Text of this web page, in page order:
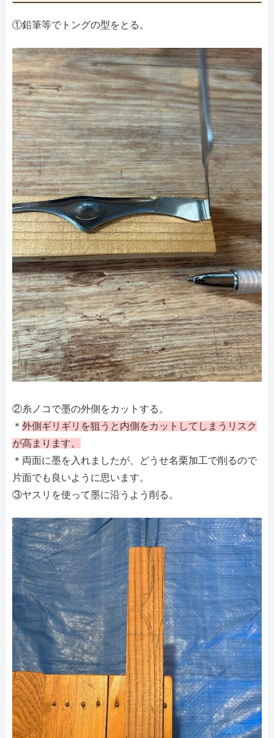
①鉛筆等でトングの型をとる。
②糸ノコで墨の外側をカットする。
＊ 外側ギリギリを狙うと内側をカットしてしまうリスク
が高まります。
＊両面に墨を入れましたが、どうせ名栗加工で削るので
片面でも良いように思います。
③ヤスリを使って墨に沿うよう削る。